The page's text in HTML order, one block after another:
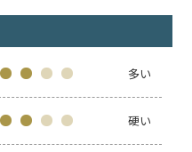
多い
硬い